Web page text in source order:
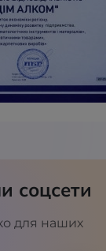
соцсети
для наших